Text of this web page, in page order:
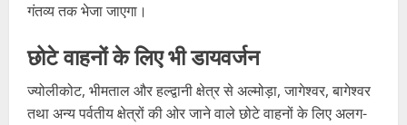
गंतव्य तक भेजा जाएगा।
छोटे वाहनों के लिए भी डायवर्जन
ज्योलीकोट, भीमताल और हल्द्वानी क्षेत्र से अल्मोड़ा, जागेश्वर, बागेश्वर
तथा अन्य पर्वतीय क्षेत्रों की ओर जाने वाले छोटे वाहनों के लिए अलग-